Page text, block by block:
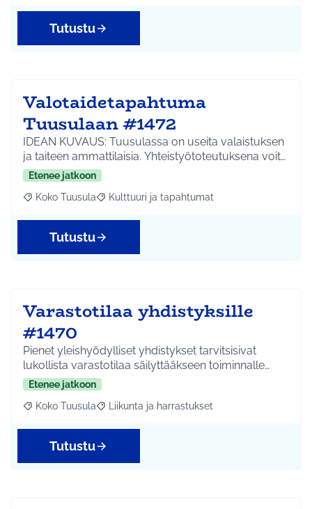
Tutustu
Valotaidetapahtuma
Tuusulaan #1472
IDEAN KUVAUS: Tuusulassa on useita valaistuksen
ja taiteen ammattilaisia. Yhteistyötoteutuksena voit…
Etenee jatkoon
Rajaa tulokset aihepiirin mukaan: Koko Tuusula
Koko Tuusula Rajaa tulokset teeman mukaan: Kulttuuri ja
Kulttuuri ja tapahtumat
Tutustu
Varastotilaa yhdistyksille
#1470
Pienet yleishyödylliset yhdistykset tarvitsisivat
lukollista varastotilaa säilyttääkseen toiminnalle…
Etenee jatkoon
Rajaa tulokset aihepiirin mukaan: Koko Tuusula
Koko Tuusula Rajaa tulokset teeman mukaan: Liikunta ja
Liikunta ja harrastukset
Tutustu